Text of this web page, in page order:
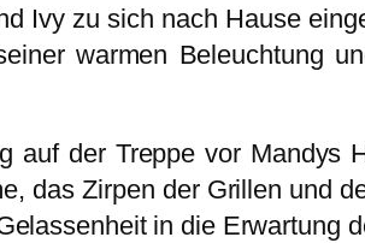
Ivy zu sich nach Hause
warmen Beleuchtung
auf der Treppe vor Mandys
das Zirpen der Grillen und
in die Erwartung